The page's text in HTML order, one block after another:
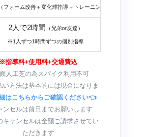
（フォーム改善＋変化球指導＋トレーニング）
2人で2時間 （兄弟or友達）
※1人ずつ1時間ずつの個別指導
※指導料+使用料+交通費込
人工芝の為スパイク利用不可
方法は基本的には現金になりま
はこちらからご確認ください👈
セルは前日までお願いします
ャンセルは全額ご請求させてい
ただきます